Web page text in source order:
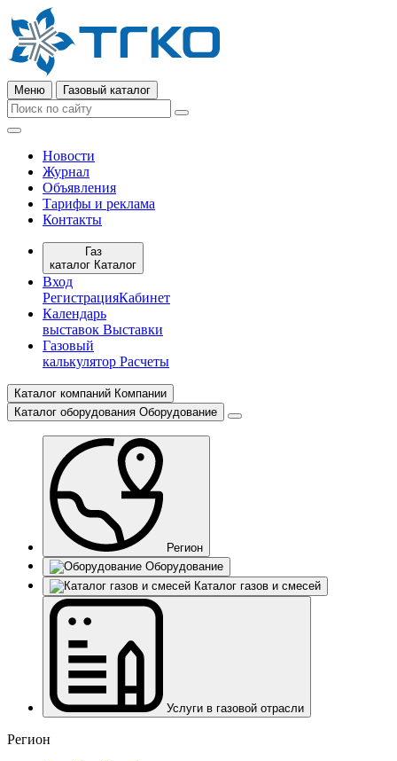
Меню Газовый каталог
Новости
Журнал
Объявления
Тарифы и реклама
Контакты
Газ
каталог Каталог
Вход
РегистрацияКабинет
Календарь
выставок Выставки
Газовый
калькулятор Расчеты
Каталог компаний Компании
Каталог оборудования Оборудование
Регион
Оборудование
Каталог газов и смесей
Услуги в газовой отрасли
Регион